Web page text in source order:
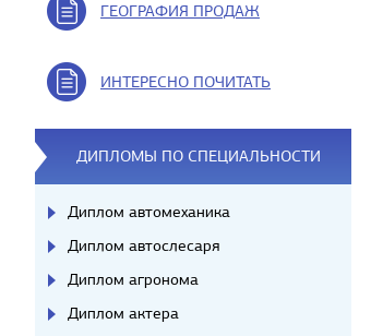
ГЕОГРАФИЯ ПРОДАЖ
ИНТЕРЕСНО ПОЧИТАТЬ
ДИПЛОМЫ ПО СПЕЦИАЛЬНОСТИ
Диплом автомеханика
Диплом автослесаря
Диплом агронома
Диплом актера